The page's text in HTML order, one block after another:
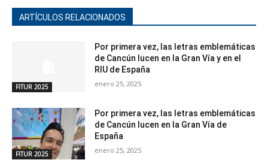
ARTÍCULOS RELACIONADOS
FITUR 2025
Por primera vez, las letras emblemáticas
de Cancún lucen en la Gran Vía y en el
RIU de España
enero 25, 2025
FITUR 2025
Por primera vez, las letras emblemáticas
de Cancún lucen en la Gran Vía de
España
enero 25, 2025